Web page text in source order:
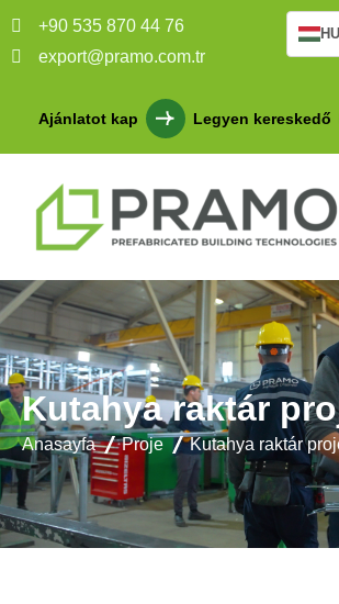
+90 535 870 44 76
export@pramo.com.tr
Ajánlatot kap Legyen kereskedő
HU
Kutahya raktár
Anasayfa Proje Kutahya raktár